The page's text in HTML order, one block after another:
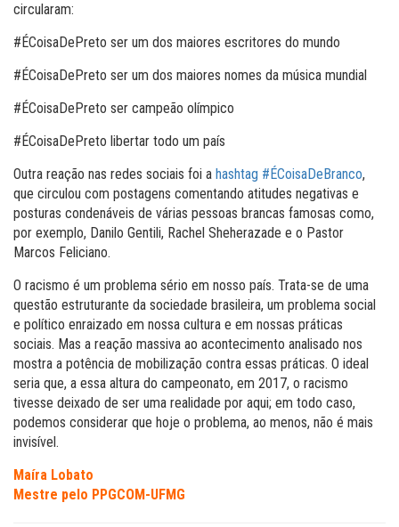
circularam:
#ÉCoisaDePreto ser um dos maiores escritores do mundo
#ÉCoisaDePreto ser um dos maiores nomes da música mundial
#ÉCoisaDePreto ser campeão olímpico
#ÉCoisaDePreto libertar todo um país
Outra reação nas redes sociais foi a hashtag #ÉCoisaDeBranco,
que circulou com postagens comentando atitudes negativas e
posturas condenáveis de várias pessoas brancas famosas como,
por exemplo, Danilo Gentili, Rachel Sheherazade e o Pastor
Marcos Feliciano.
O racismo é um problema sério em nosso país. Trata-se de uma
questão estruturante da sociedade brasileira, um problema social
e político enraizado em nossa cultura e em nossas práticas
sociais. Mas a reação massiva ao acontecimento analisado nos
mostra a potência de mobilização contra essas práticas. O ideal
seria que, a essa altura do campeonato, em 2017, o racismo
tivesse deixado de ser uma realidade por aqui; em todo caso,
podemos considerar que hoje o problema, ao menos, não é mais
invisível.
Maíra Lobato
Mestre pelo PPGCOM-UFMG